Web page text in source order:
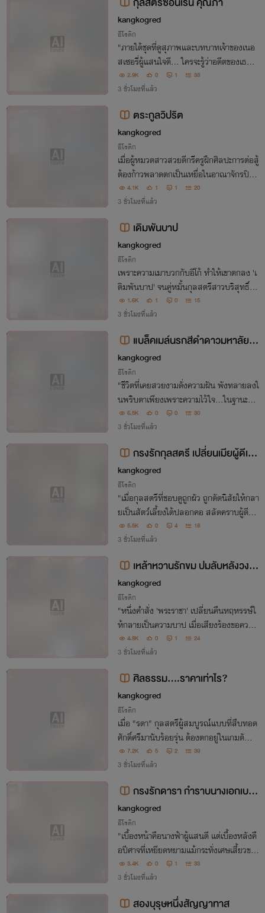
kangkogred
อีโรติก
"ภายใต้ชุดที่ดูสุภาพและบทบาทเจ้าของเนอ
สเซอรี่ผู้แสนใจดี... ใครจะรู้ว่าอดีตของเธอร้
อนแรงเพียงใด"
2.9K 0 1 33
3 ชั่วโมงที่แล้ว
ตระกูลวิปริต
kangkogred
อีโรติก
เมื่อผู้หมวดสาวสวยดีกรีครูฝึกศิลปะการต่อสู้
ต้องก้าวพลาดตกเป็นเหยื่อในอาณาจักรปิดต
ายตระกูลศิรธนากุล เครื่องแบบสีกากีถูกฉีก
กระชากทิ้งจนหมดสิ้นเหลือเพียงเรือนร่างเป
4.1K 1 1 20
3 ชั่วโมงที่แล้ว
เดิมพันบาป
kangkogred
อีโรติก
เพราะความเมาบวกกับอีโก้ ทำให้เขาตกลง 'เ
ดิมพันบาป' จนคู่หมั้นกุลสตรีสาวบริสุทธิ์ต้อ
งเสี่ยงเข้าสู่การถูกย่ำยีและวงสวิงกิ้ง... เธอจ
ะเด็ดเดี่ยวและใจแข็งพอกับบททดสอบนี้หรือ
1.6K 1 0 15
3 ชั่วโมงที่แล้ว
แบล็คเมล์นรกสีดำดาวมหาลัยใน
เงาเดน
kangkogred
อีโรติก
​"ชีวิตที่เคยสวยงามดั่งความฝัน พังทลายลงใ
นพริบตาเพียงเพราะความไว้ใจ...ในฐานะสัต
ว์เลี้ยงทาสกาม"​ ‘อรทิพย์' ดาวมหาลัยผู้เพีย
บพร้อมต้องตกลงสู่ขุมนรกที่มืดมิดที่สุด เมื่
อ 'ส้ม' เพื่อนสนิทเพียงคนเดียวหลอก.
6.5K 0 0 30
3 ชั่วโมงที่แล้ว
กรงรักกุลสตรี เปลี่ยนเมียผู้ดีเป็
นสัตว์เลี้ยง
kangkogred
อีโรติก
"เมื่อกุลสตรีที่ชอบดูถูกผัว ถูกดัดนิสัยให้กลา
ยเป็นสัตว์เลี้ยงใต้ปลอกคอ สลัดคราบผู้ดีมา
เปลือยกายคลานเข่า รับบท 'น้องหวานหมา
น้อยหน่ารัก' ผู้ซื่อสัตย์ในกรงรักที่ไม่มีวันหนี
5.5K 0 4 18
3 ชั่วโมงที่แล้ว
เหล้าหวานรักขม ปมลับหลังวงเห
ล้า
kangkogred
อีโรติก
"หนึ่งคำสั่ง 'พระราชา' เปลี่ยนคืนหฤหรรษ์ใ
ห้กลายเป็นความบาป เมื่อเสียงร้องขอความ
ช่วยเหลือของแฟนสาวถูกกลบด้วยแรงราคะ
จากหญิงอื่น ความหวานชั่วข้ามคืน... กำลังจ
4.8K 0 1 24
3 ชั่วโมงที่แล้ว
ศิลธรรม....ราคาเท่าไร?
kangkogred
อีโรติก
เมื่อ "รดา" กุลสตรีผู้สมบูรณ์แบบที่สืบทอด
ศักดิ์ศรีมานับร้อยรุ่น ต้องตกอยู่ในเกมตัณห
าที่ถูกวางแผนไว้โดยสามีผู้แสนดีและรุ่นน้อง
สาวสุดแสบ ท่ามกลางกำแพงศีลธรรมที่กำ
7.2K 5 2 39
3 ชั่วโมงที่แล้ว
กรงรักดารา กำราบนางเอกเบอ
ร์ หนึ่ง
kangkogred
อีโรติก
"เบื้องหน้าคือนางฟ้าผู้แสนดี แต่เบื้องหลังคื
อปีศาจที่เหยียดหยามแม้กระทั่งเศษเสี้ยวขอ
งความรัก เมื่อ 'นลิน' ดาราอันดับ 1 บังอาจเ
หยียบย่ำน้ำใจแฟนคลับจนถึงขีดสุด นรกขุม
ที่ลึกที่สุดจึงถูกเปิดออกเพื่อรอต้อน
3.4K 0 1 33
3 ชั่วโมงที่แล้ว
สองบุรุษหนึ่งสัญญาทาส